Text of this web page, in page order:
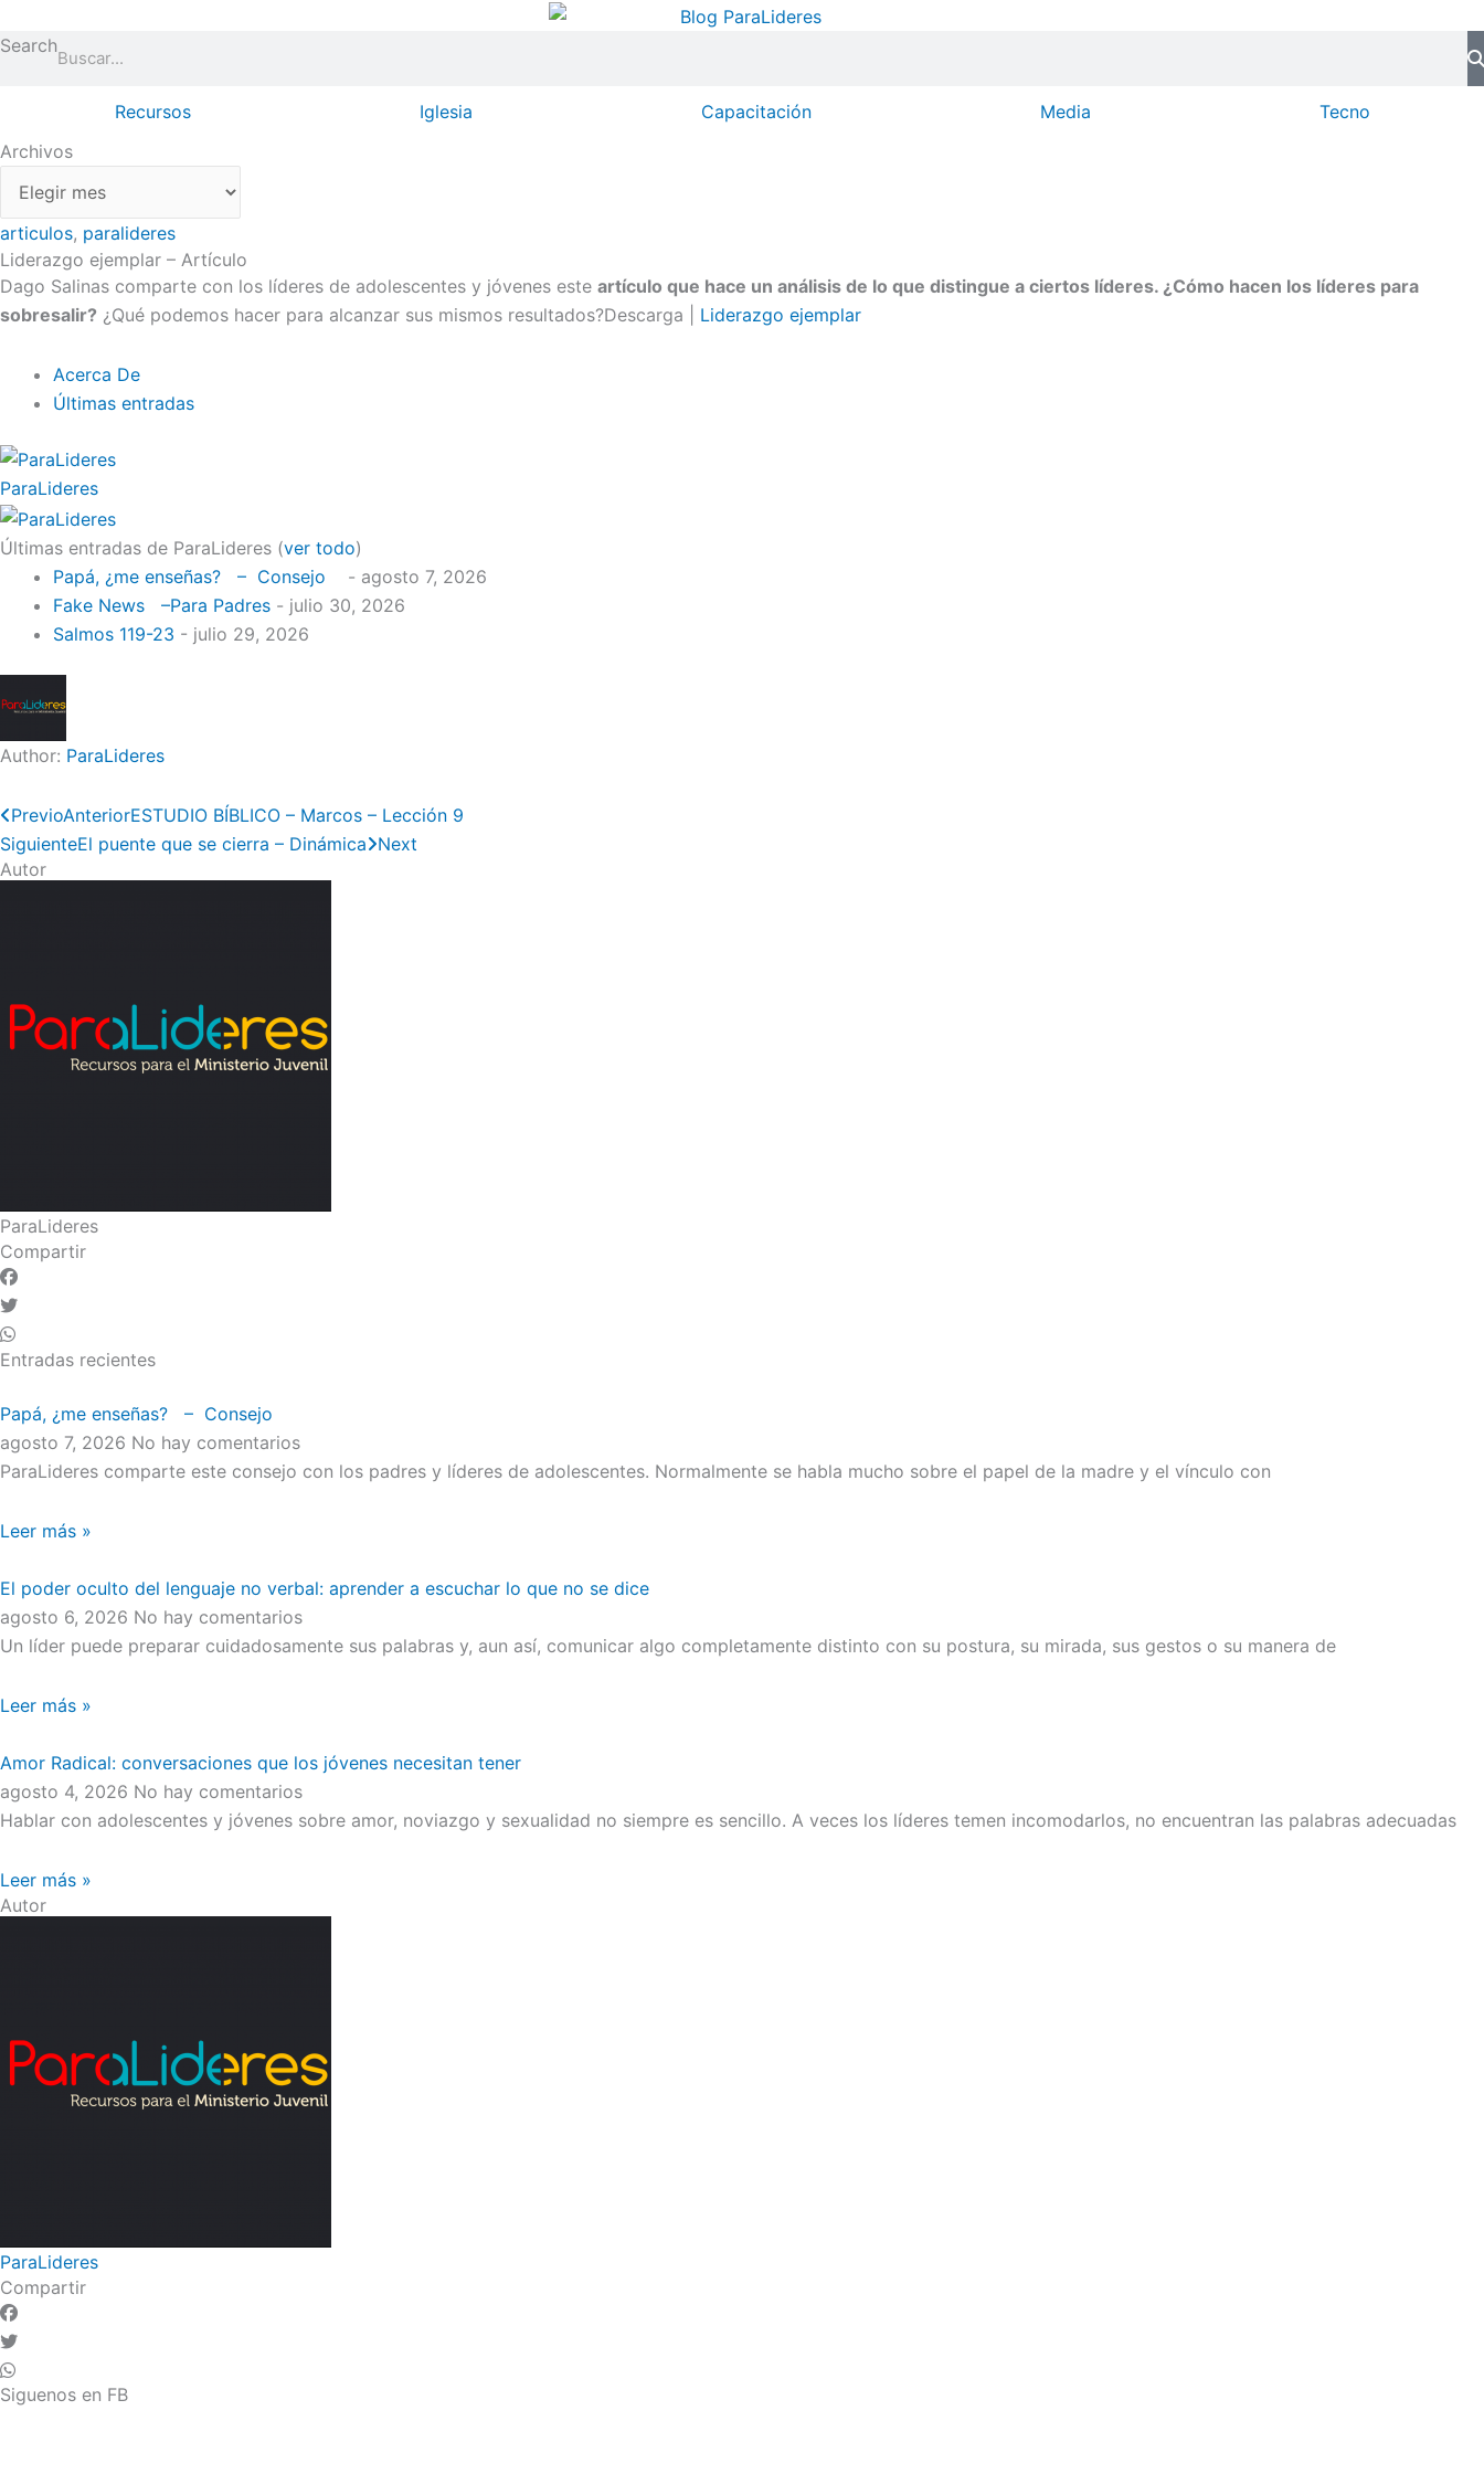
al
contenido
Search
Recursos Iglesia Capacitación Media
Tecno
Archivos
articulos, paralideres
Liderazgo ejemplar – Artículo
Dago Salinas comparte con los líderes de adolescentes y jóvenes este artículo que hace un análisis de lo que distingue a ciertos líderes. ¿Cómo hacen los líderes para
sobresalir? ¿Qué podemos hacer para alcanzar sus mismos resultados?Descarga | Liderazgo ejemplar
Acerca De
Últimas entradas
ParaLideres
Últimas entradas de ParaLideres (ver todo)
Papá, ¿me enseñas? – Consejo
- agosto 7, 2026
Fake News –Para Padres - julio 30, 2026
Salmos 119-23 - julio 29, 2026
Author: ParaLideres
PrevioAnteriorESTUDIO BÍBLICO – Marcos – Lección 9
SiguienteEl puente que se cierra – Dinámica Next
Autor
ParaLideres
Compartir
Entradas recientes
Papá, ¿me enseñas? – Consejo
agosto 7, 2026 No hay comentarios
ParaLideres comparte este consejo con los padres y líderes de adolescentes. Normalmente se habla mucho sobre el papel de la madre y el vínculo con
Leer más »
El poder oculto del lenguaje no verbal: aprender a escuchar lo que no se dice
agosto 6, 2026 No hay comentarios
Un líder puede preparar cuidadosamente sus palabras y, aun así, comunicar algo completamente distinto con su postura, su mirada, sus gestos o su manera de
Leer más »
Amor Radical: conversaciones que los jóvenes necesitan tener
agosto 4, 2026 No hay comentarios
Hablar con adolescentes y jóvenes sobre amor, noviazgo y sexualidad no siempre es sencillo. A veces los líderes temen incomodarlos, no encuentran las palabras adecuadas
Leer más »
Autor
ParaLideres
Compartir
Siguenos en FB